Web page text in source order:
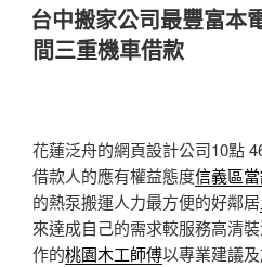
佈
於
台中搬家公司最豐富本
間三重機車借款
花蓮泛舟的網頁設計公司10點
借款人的應有權益態度信義區
的熱泵搬運人力最方便的好鄰居
來達成自己的需求較服務高清
作的桃園木工師傅以專業建議